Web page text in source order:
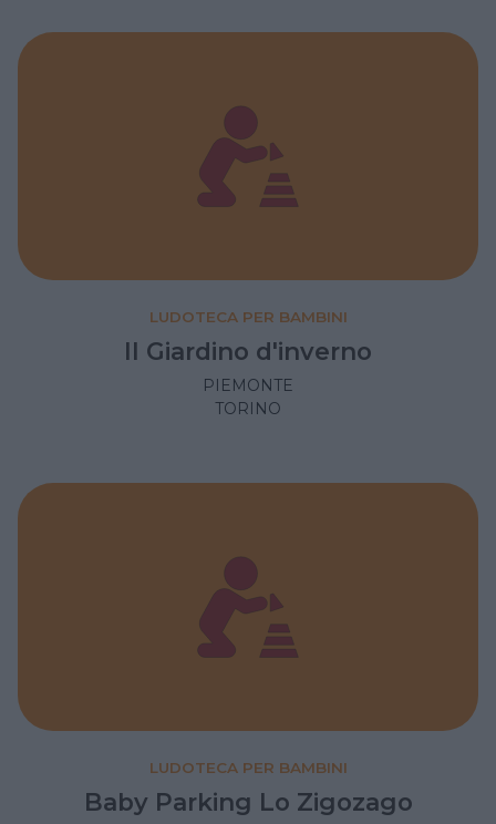
LUDOTECA PER BAMBINI
Il Giardino d'inverno
PIEMONTE
TORINO
LUDOTECA PER BAMBINI
Baby Parking Lo Zigozago